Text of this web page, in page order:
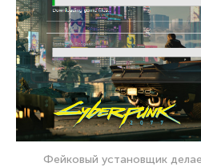
Фейковый установщик